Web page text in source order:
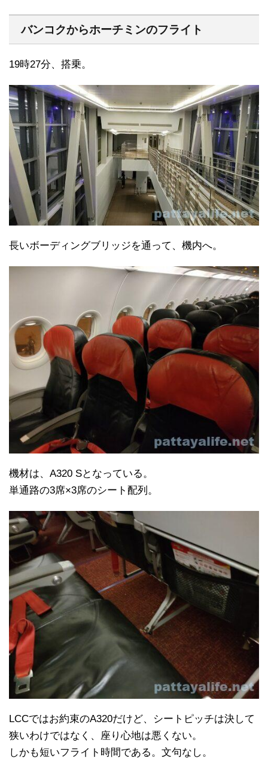
バンコクからホーチミンのフライト
19時27分、搭乗。
長いボーディングブリッジを通って、機内へ。
機材は、A320 Sとなっている。
単通路の3席×3席のシート配列。
LCCではお約束のA320だけど、シートピッチは決して
狭いわけではなく、座り心地は悪くない。
しかも短いフライト時間である。文句なし。